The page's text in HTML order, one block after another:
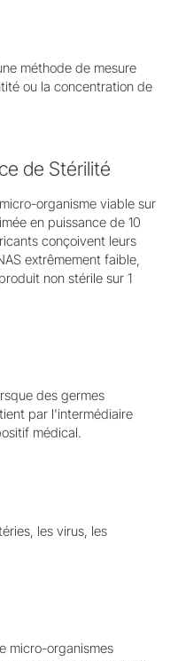
méthode de mesure
ou la concentration de
de Stérilité
organisme viable sur
en puissance de 10
conçoivent leurs
extrêmement faible,
non stérile sur 1
des germes
par l'intermédiaire
médical.
les virus, les
micro-organismes